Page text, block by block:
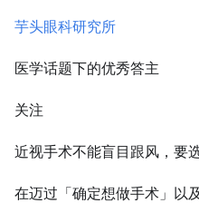
芋头眼科研究所
医学话题下的优秀答主
关注
近视手术不能盲目跟风，要
在迈过「确定想做手术」以